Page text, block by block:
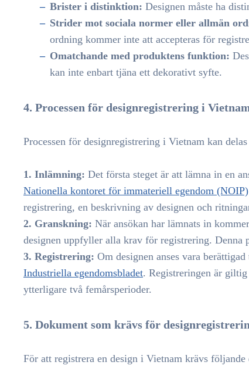
Brister i distinktion: Designen måste ha
Strider mot sociala normer eller allmän
ordning kommer inte att accepteras för
Omatchande med produktens funktion:
kan inte enbart tjäna ett dekorativt syfte.
4. Processen för designregistrering i
Processen för designregistrering i Vietnam kan
1. Inlämning: Det första steget är att lämna in en
Nationella kontoret för immateriell egendom (NOIP)
registrering, en beskrivning av designen och
2. Granskning: När ansökan har lämnats in
designen uppfyller alla krav för registrering. Denna
3. Registrering: Om designen anses vara
Industriella egendomsbladet. Registreringen är
ytterligare två femårsperioder.
5. Dokument som krävs för
För att registrera en design i Vietnam krävs följande